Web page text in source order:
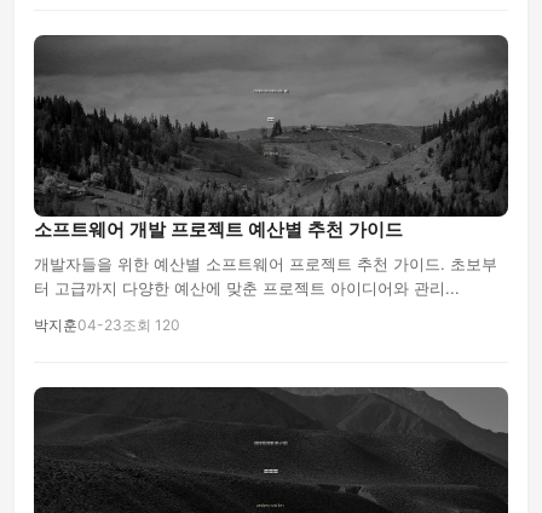
php
소프트웨어 개발 프로젝트 예산별 추천 가이드
개발자들을 위한 예산별 소프트웨어 프로젝트 추천 가이드. 초보부
터 고급까지 다양한 예산에 맞춘 프로젝트 아이디어와 관리...
박지훈04-23조회 120